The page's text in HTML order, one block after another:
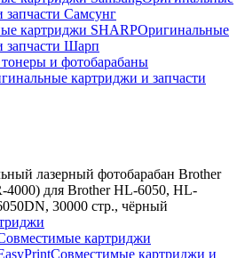
запчасти Самсунг
картриджи SHARPОригинальные
запчасти Шарп
и фотобарабаны
картриджи и запчасти
картриджи
Совместимые картриджи и